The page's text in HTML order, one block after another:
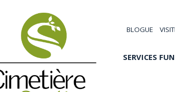
BLOGUE
SERVICES